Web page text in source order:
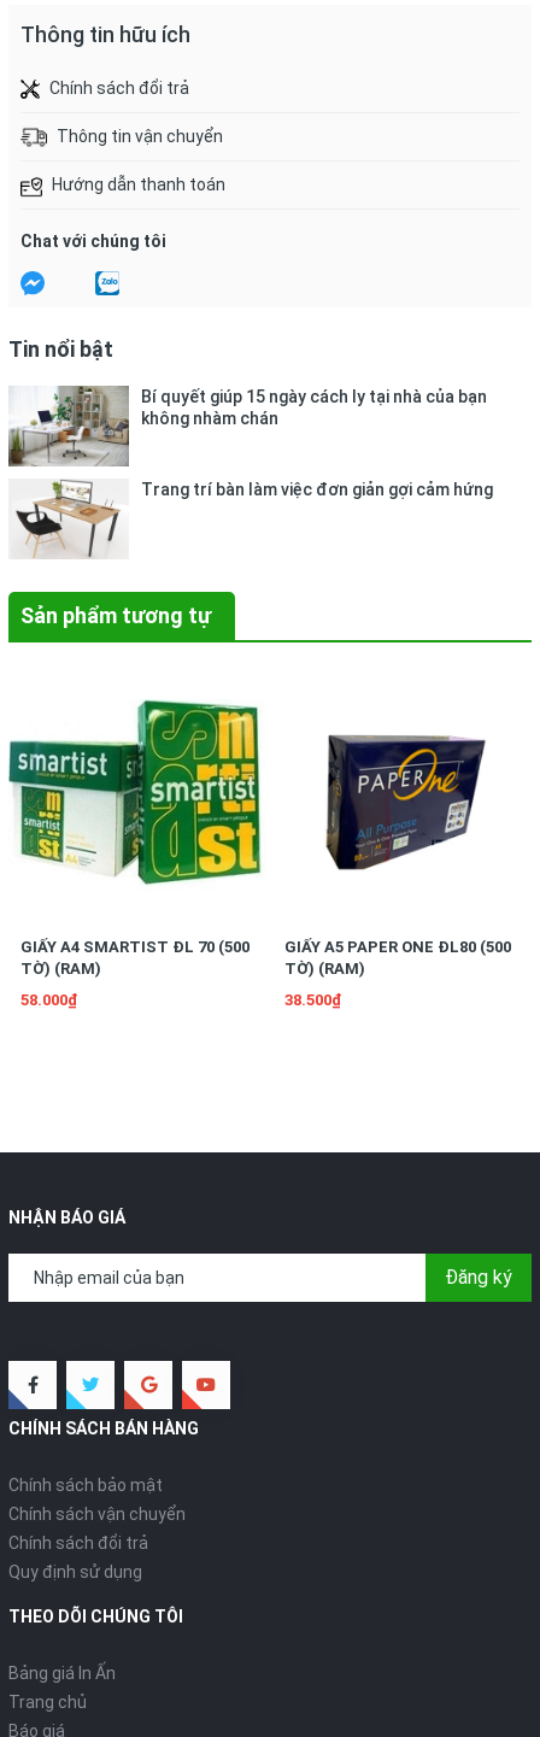
– Tránh kẹt giấy trong máy trong quá trình in.
Là loại giấy phổ biến và thông dụng, sử dụng để in – photo đóng
thành cuốn hoặc dùng làm phiếu thu – chi – xuất – nhập – đơn
đặt hàng trong các văn phòng hành chính sự nghiệp, văn
phòng công ty
Thông tin hữu ích
Chính sách đổi trả
Thông tin vận chuyển
Hướng dẫn thanh toán
Chat với chúng tôi
Tin nổi bật
Bí quyết giúp 15 ngày cách ly tại nhà của bạn
không nhàm chán
Trang trí bàn làm việc đơn giản gợi cảm hứng
Sản phẩm tương tự
GIẤY A4 SMARTIST ĐL 70 (500
TỜ) (RAM)
58.000₫
GIẤY A5 PAPER ONE ĐL80 (500
TỜ) (RAM)
38.500₫
NHẬN BÁO GIÁ
Đăng ký
CHÍNH SÁCH BÁN HÀNG
Chính sách bảo mật
Chính sách vận chuyển
Chính sách đổi trả
Quy định sử dụng
THEO DÕI CHÚNG TÔI
Bảng giá In Ấn
Trang chủ
Báo giá